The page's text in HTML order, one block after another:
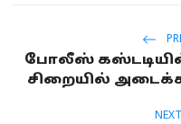
போலீஸ் கஸ்டடியில்
சிறையில்